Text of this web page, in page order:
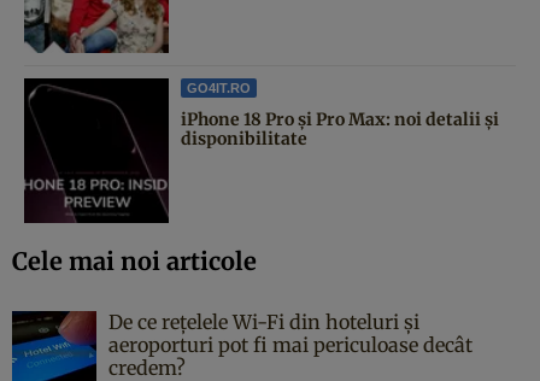
GO4IT.RO
iPhone 18 Pro și Pro Max: noi detalii și
disponibilitate
Cele mai noi articole
De ce rețelele Wi-Fi din hoteluri și
aeroporturi pot fi mai periculoase decât
credem?